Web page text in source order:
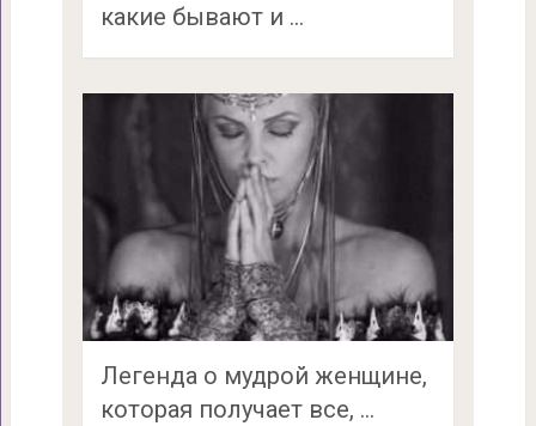
какие бывают и …
Легенда о мудрой женщине,
которая получает все, …